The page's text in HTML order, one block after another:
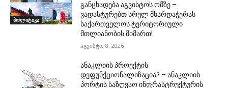
პოლიტიკა
განცხადება აგვისტოს ომზე –
ვადასტურებთ სრულ მხარდაჭერას
საქართველოს ტერიტორიული
მთლიანობის მიმართ!
აგვისტო 8, 2026
ანაკლიის პროექტის
დეფუნქციონალიზაცია? – ანაკლიის
პორტის საზღვაო ინფრასტრუქტურის